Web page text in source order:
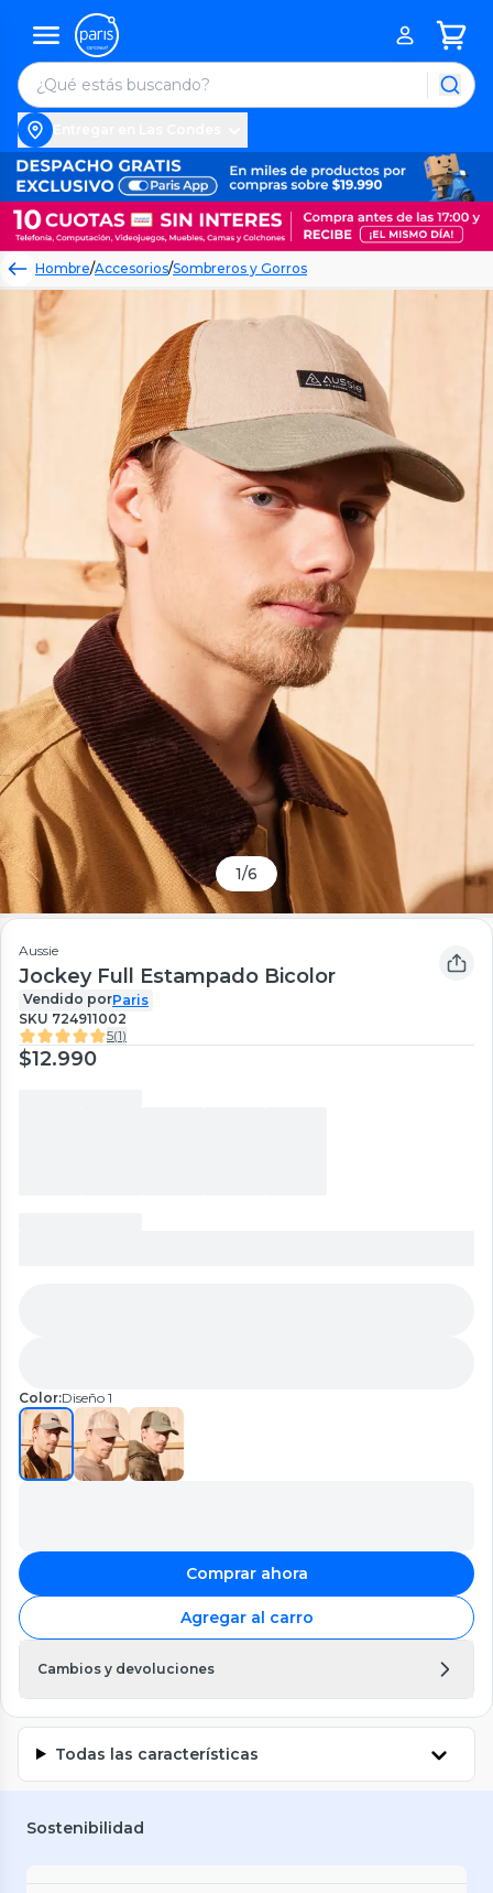
Hombre/Accesorios/Sombreros y Gorros
1/6
Aussie
Jockey Full Estampado Bicolor
Vendido porParis
SKU 724911002
5(1)
$12.990
Color:Diseño 1
Comprar ahora
Agregar al carro
Cambios y devoluciones
Todas las características
Sostenibilidad